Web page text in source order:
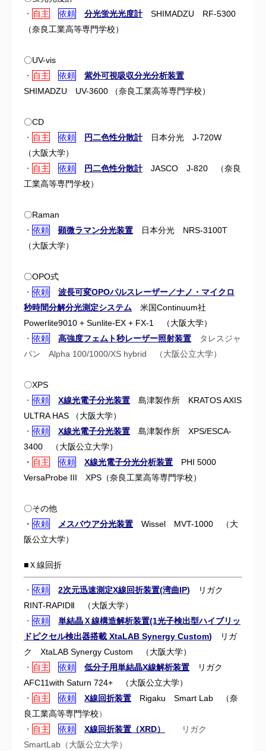
・ 自主 依頼 分光蛍光光度計
SHIMADZU RF-5300
（奈良工業高等専門学校）
〇UV-vis
・ 自主 依頼
紫外可視吸収分光分析装置
SHIMADZU UV-3600 （奈良工業高等専門学校）
〇CD
・ 自主 依頼 円二色性分散計
日本分光 J-720W
（大阪大学）
・ 自主 依頼 円二色性分散計 JASCO J-820 （奈良
工業高等専門学校）
〇Raman
・ 依頼 顕微ラマン分光装置
日本分光 NRS-3100T
（大阪大学）
〇OPO式
・ 依頼
波長可変OPOパルスレーザー／ナノ・マイクロ
秒時間分解分光測定システム
米国Continuum社
Powerlite9010 + Sunlite-EX + FX-1 （大阪大学）
・ 依頼 高強度フェムト秒レーザー照射装置 タレスジャ
パン Alpha 100/1000/XS hybrid （大阪公立大学）
〇XPS
・ 依頼 X線光電子分光装置
島津製作所 KRATOS AXIS
ULTRA HAS （大阪大学）
・ 依頼 X線光電子分光装置
島津製作所 XPS/ESCA-
3400 （大阪公立大学）
・ 自主 依頼 X線光電子分光分析装置 PHI 5000
VersaProbe III XPS（奈良工業高等専門学校）
〇その他
・ 依頼 メスバウア分光装置 Wissel MVT-1000 （大
阪公立大学）
■Ｘ線回折
・ 依頼 2次元迅速測定X線回折装置(湾曲IP)
リガク
RINT-RAPIDⅡ （大阪大学）
・ 依頼
単結晶Ｘ線構造解析装置(1光子検出型ハイブリッ
ドピクセル検出器搭載 XtaLAB Synergy Custom)
リガ
ク XtaLAB Synergy Custom （大阪大学）
・ 自主 依頼 低分子用単結晶X線解析装置
リガク
AFC11with Saturn 724+ （大阪公立大学）
・ 自主 依頼 X線回折装置 Rigaku Smart Lab （奈
良工業高等専門学校）
・ 自主 依頼 X線回折装置（XRD）
リガク
SmartLab（大阪公立大学）